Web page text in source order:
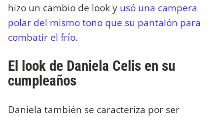
hizo un cambio de look y usó una campera
polar del mismo tono que su pantalón para
combatir el frío.
El look de Daniela Celis en su
cumpleaños
Daniela también se caracteriza por ser